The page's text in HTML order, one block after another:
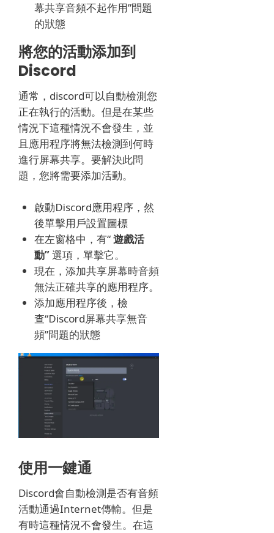
幕共享音頻不起作用”問題
的狀態
將您的活動添加到
Discord
通常，discord可以自動檢測您
正在執行的活動。 但是在某些
情況下這種情況不會發生，並
且應用程序將無法檢測到何時
進行屏幕共享。 要解決此問
題，您將需要添加活動。
啟動Discord應用程序，然
後單擊用戶設置圖標
在左窗格中，有“遊戲活
動”選項，單擊它。
現在，添加共享屏幕時音頻
無法正確共享的應用程序。
添加應用程序後，檢
查“Discord屏幕共享無音
頻”問題的狀態
使用一鍵通
Discord會自動檢測是否有音頻
活動通過Internet傳輸。 但是
有時這種情況不會發生。在這